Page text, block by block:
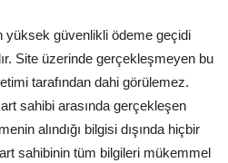
yüksek güvenlikli ödeme geçidi
Site üzerinde gerçekleşmeyen bu
tarafından dahi görülemez.
sahibi arasında gerçekleşen
alındığı bilgisi dışında hiçbir
sahibinin tüm bilgileri mükemmel